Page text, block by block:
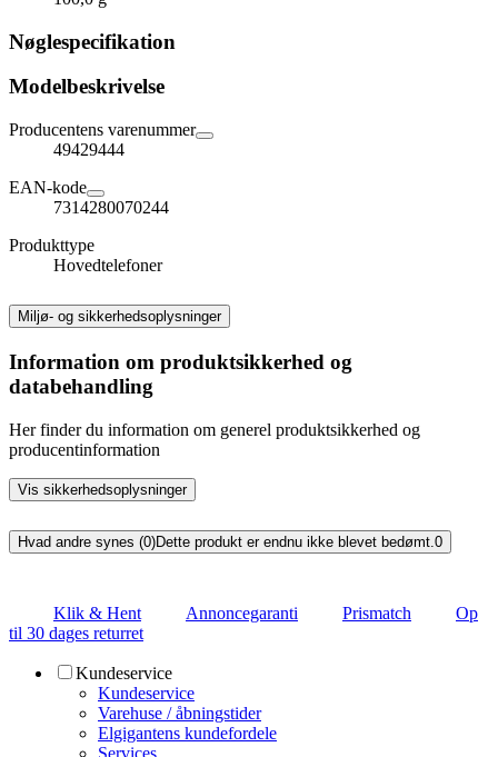
Nøglespecifikation
Modelbeskrivelse
Producentens varenummer
49429444
EAN-kode
7314280070244
Produkttype
Hovedtelefoner
Miljø- og sikkerhedsoplysninger
Information om produktsikkerhed og
databehandling
Her finder du information om generel produktsikkerhed og
producentinformation
Vis sikkerhedsoplysninger
Hvad andre synes (0)Dette produkt er endnu ikke blevet bedømt. 0
Klik & Hent Annoncegaranti Prismatch
Op
til 30 dages returret
Kundeservice
Kundeservice
Varehuse / åbningstider
Elgigantens kundefordele